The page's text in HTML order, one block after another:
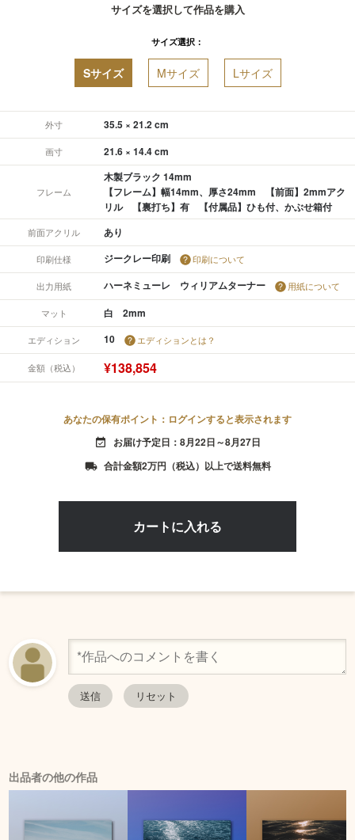
サイズを選択して作品を購入
サイズ選択：
Sサイズ Mサイズ Lサイズ
外寸 35.5 × 21.2 cm
画寸 21.6 × 14.4 cm
フレーム
木製ブラック 14mm
【フレーム】幅14mm、厚さ24mm 【前面】2mmアク
リル 【裏打ち】有 【付属品】ひも付、かぶせ箱付
前面アクリル あり
印刷仕様 ジークレー印刷 印刷について
出力用紙 ハーネミューレ ウィリアムターナー 用紙について
マット 白 2mm
エディション 10 エディションとは？
金額（税込） ¥138,854
あなたの保有ポイント：ログインすると表示されます
event_available お届け予定日：8月22日～8月27日
local_shipping 合計金額2万円（税込）以上で送料無料
出品者の他の作品